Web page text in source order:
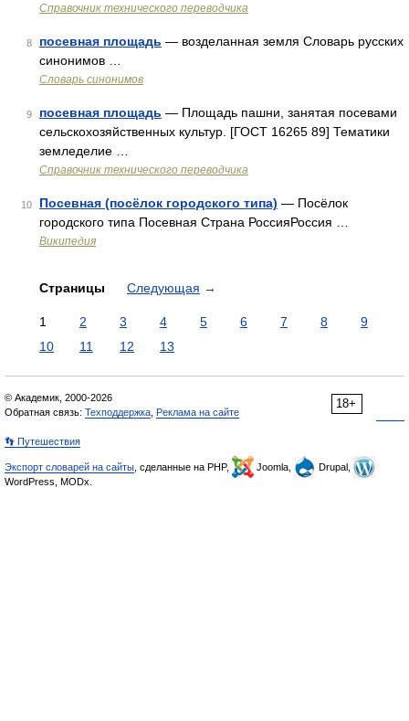
Справочник технического переводчика
8 посевная площадь — возделанная земля Словарь русских
синонимов …
Словарь синонимов
9 посевная площадь — Площадь пашни, занятая посевами
сельскохозяйственных культур. [ГОСТ 16265 89] Тематики
земледелие …
Справочник технического переводчика
10 Посевная (посёлок городского типа) — Посёлок
городского типа Посевная Страна РоссияРоссия …
Википедия
Страницы Следующая →
1 2 3 4 5 6 7 8
9
10
11 12 13
18+
© Академик, 2000-2026
Обратная связь: Техподдержка Реклама на сайте
👣 Путешествия
Экспорт словарей на сайты , сделанные на PHP, Joomla,
Drupal,
WordPress, MODx.